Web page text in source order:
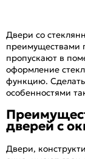
Двери со
преимуществами
пропускают в
оформление
функцию.
особенностями
дверей с
Двери,